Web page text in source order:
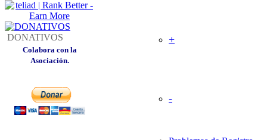
DONATIVOS
Colabora con la
Asociación.
+
-